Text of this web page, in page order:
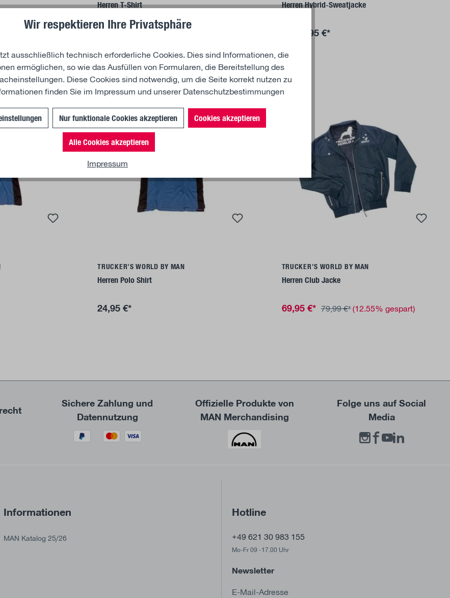
Herren T-Shirt
Ab29,21 €*
Herren Hybrid-Sweatjacke
79,95 €*
TRUCKER'S WORLD BY MAN
Herren Polo Shirt
24,95 €*
TRUCKER'S WORLD BY MAN
Herren Club Jacke
69,95 €* 79,99 €*(12.55% gespart)
Sichere Zahlung und
Datennutzung
Offizielle Produkte von
MAN Merchandising
Folge uns auf Social
Media
Hotline
+49 621 30 983 155
Mo-Fr 09 -17.00 Uhr
Newsletter
Informationen
MAN Katalog 25/26
Wir respektieren Ihre Privatsphäre
ausschließlich technisch erforderliche Cookies. Dies sind Informationen, die
ermöglichen, so wie das Ausfüllen von Formularen, die Bereitstellung des
Diese Cookies sind notwendig, um die Seite korrekt nutzen zu
finden Sie im Impressum und unsererDatenschutzbestimmungen
Nur funktionale Cookies akzeptieren Cookies akzeptieren
Alle Cookies akzeptieren
Impressum